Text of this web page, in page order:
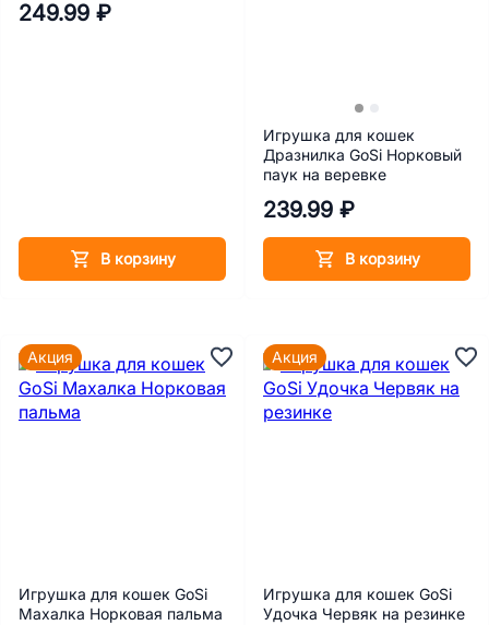
249.99 ₽
В корзину
Игрушка для кошек
Дразнилка GoSi Норковый
паук на веревке
239.99 ₽
В корзину
Игрушка для кошек GoSi
Махалка Норковая пальма
Акция
Игрушка для кошек GoSi
Удочка Червяк на резинке
Акция